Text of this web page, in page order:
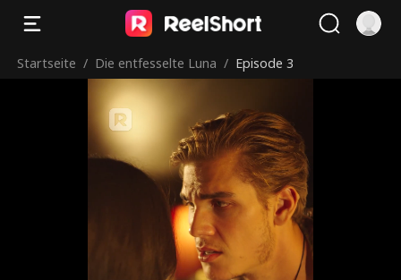
Startseite / Die entfesselte Luna / Episode 3